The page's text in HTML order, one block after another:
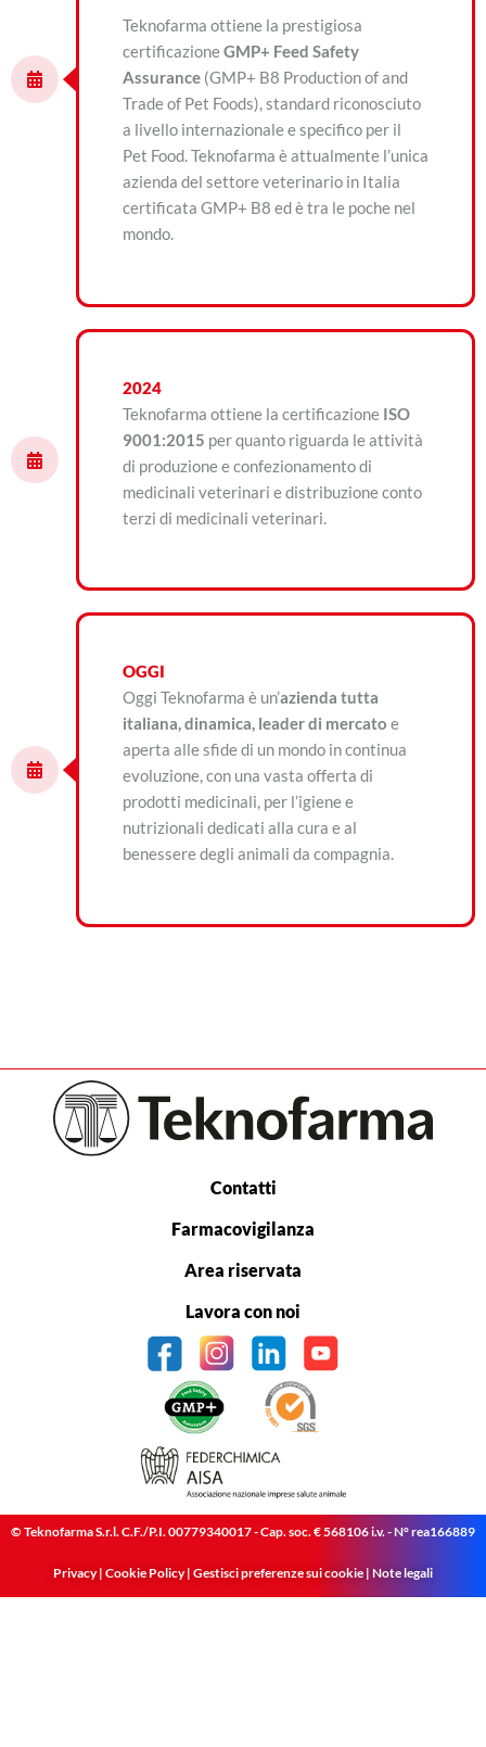
Teknofarma ottiene la prestigiosa
certificazioneGMP+ Feed Safety
Assurance(GMP+ B8 Production of and
Trade of Pet Foods), standard riconosciuto
a livello internazionale e specifico per il
Pet Food. Teknofarma è attualmente l’unica
azienda del settore veterinario in Italia
certificata GMP+ B8 ed è tra le poche nel
mondo.
2024
Teknofarma ottiene la certificazione ISO
9001:2015 per quanto riguarda le attività
di produzione e confezionamento di
medicinali veterinari e distribuzione conto
terzi di medicinali veterinari.
OGGI
Oggi Teknofarma è un’azienda tutta
italiana, dinamica, leader di mercato e
aperta alle sfide di un mondo in continua
evoluzione, con una vasta offerta di
prodotti medicinali, per l’igiene e
nutrizionali dedicati alla cura e al
benessere degli animali da compagnia.
Contatti
Farmacovigilanza
Area riservata
Lavora con noi
© Teknofarma S.r.l. C.F./P.I. 00779340017 - Cap. soc. € 568106 i.v. - N° rea166889
Privacy| Cookie Policy| Gestisci preferenze sui cookie | Note legali